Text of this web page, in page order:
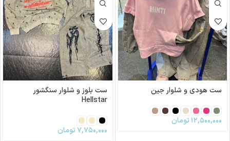
ست هودی و شلوار جین
۱۲,۵۰۰,۰۰۰تومان
ست بلوز و شلوار سنگشور
Hellstar
۷,۷۵۰,۰۰۰تومان